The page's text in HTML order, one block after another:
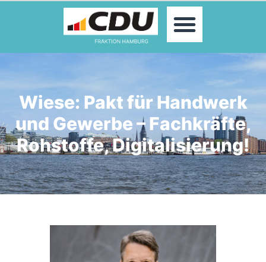
Wiese: Pakt für Handwerk
und Gewerbe – Fachkräfte,
Rohstoffe, Digitalisierung!
MOIN!
ABGEORDNETE
KONTAKT
PRESSE